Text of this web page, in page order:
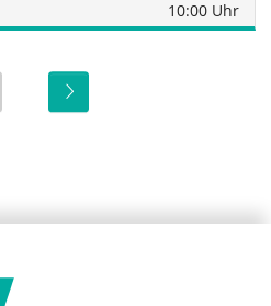
10:00 Uhr